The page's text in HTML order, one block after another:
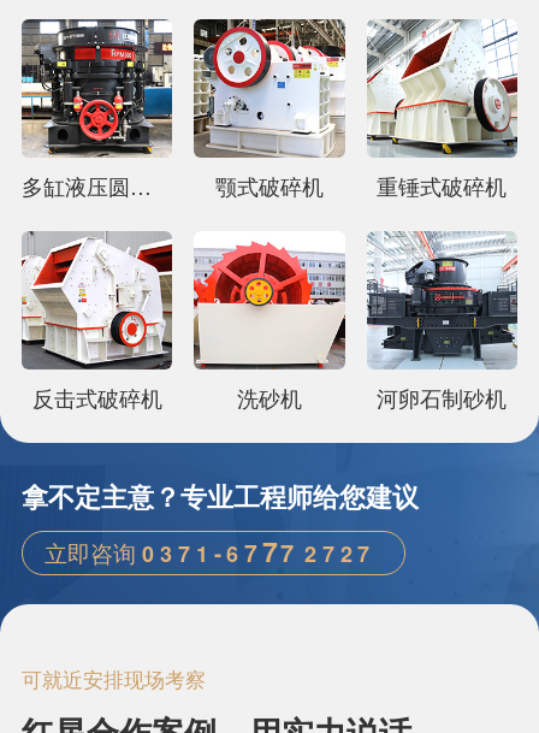
多缸液压圆锥破碎机 颚式破碎机 重锤式破碎机
反击式破碎机 洗砂机 河卵石制砂机
拿不定主意？专业工程师给您建议
立即咨询 03 7 1 -6777 2 7 27
可就近安排现场考察